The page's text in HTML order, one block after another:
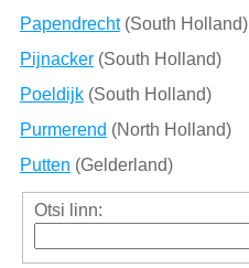
Papendrecht(South Holland)
Pijnacker(South Holland)
Poeldijk(South Holland)
Purmerend (North Holland)
Putten (Gelderland)
Otsi linn: